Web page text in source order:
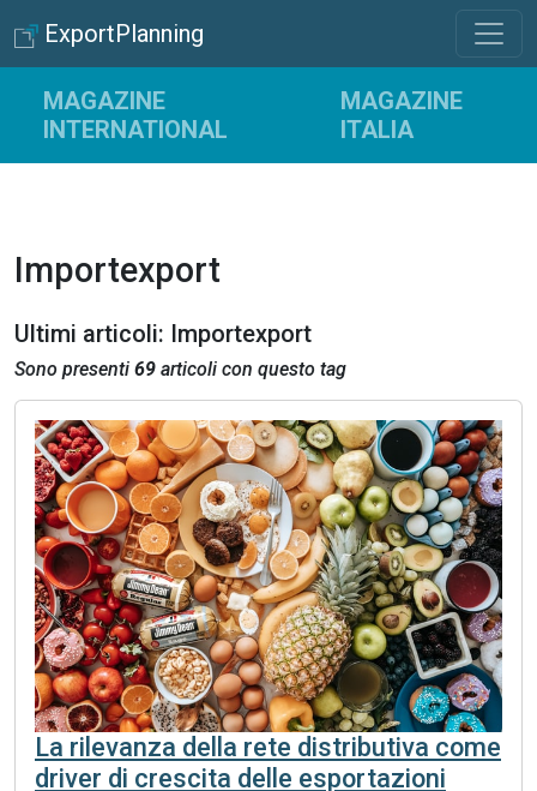
ExportPlanning
MAGAZINE
INTERNATIONAL
MAGAZINE
ITALIA
Importexport
Ultimi articoli: Importexport
Sono presenti 69 articoli con questo tag
La rilevanza della rete distributiva come
driver di crescita delle esportazioni